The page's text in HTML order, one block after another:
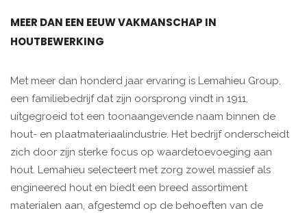
MEER DAN EEN EEUW VAKMANSCHAP IN
HOUTBEWERKING
Met meer dan honderd jaar ervaring is Lemahieu Group,
een familiebedrijf dat zijn oorsprong vindt in 1911,
uitgegroeid tot een toonaangevende naam binnen de
hout- en plaatmateriaalindustrie. Het bedrijf onderscheidt
zich door zijn sterke focus op waardetoevoeging aan
hout. Lemahieu selecteert met zorg zowel massief als
engineered hout en biedt een breed assortiment
materialen aan, afgestemd op de behoeften van de